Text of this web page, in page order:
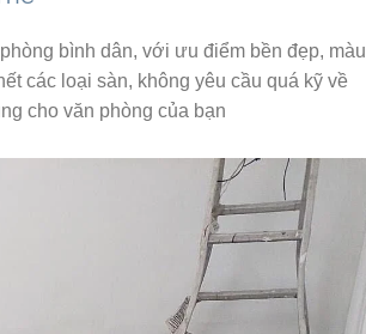
bình dân, với ưu điểm bền đẹp, màu
các loại sàn, không yêu cầu quá kỹ về
cho văn phòng của bạn